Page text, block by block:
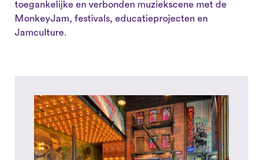
toegankelijke en verbonden muziekscene met de
MonkeyJam, festivals, educatieprojecten en
Jamculture.